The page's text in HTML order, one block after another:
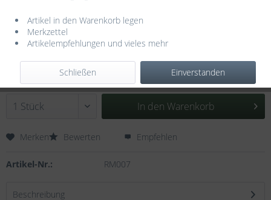
11,90 € *
inkl. MwSt.
Sofort versandfertig, Lieferzeit ca. 3-5 Werktage
In den Warenkorb
Merken Bewerten Empfehlen
Artikel-Nr.: RM007
Beschreibung
Artikel in den Warenkorb legen
Merkzettel
Artikelempfehlungen und vieles mehr
Einverstanden
Schließen